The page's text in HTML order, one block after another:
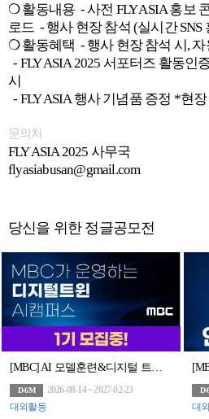
❍ 활동내용 - 사전 FLY ASIA 홍보
로드 - 행사 현장 참석 (실시간
❍ 활동혜택 - 행사 현장 참석 시,
- FLY ASIA 2025 서포터즈 활동인
시
- FLY ASIA 행사 기념품 증정 *현
문의처
FLY ASIA 2025 사무국
flyasiabusan@gmail.com
당신을 위한 정글공모전
[MBC] AI 모델훈련&디지털 트윈 아카데미 모집(~8/14)
D-6M
2026-08-14 ~ 2027-02-23
대외활동
D-
대